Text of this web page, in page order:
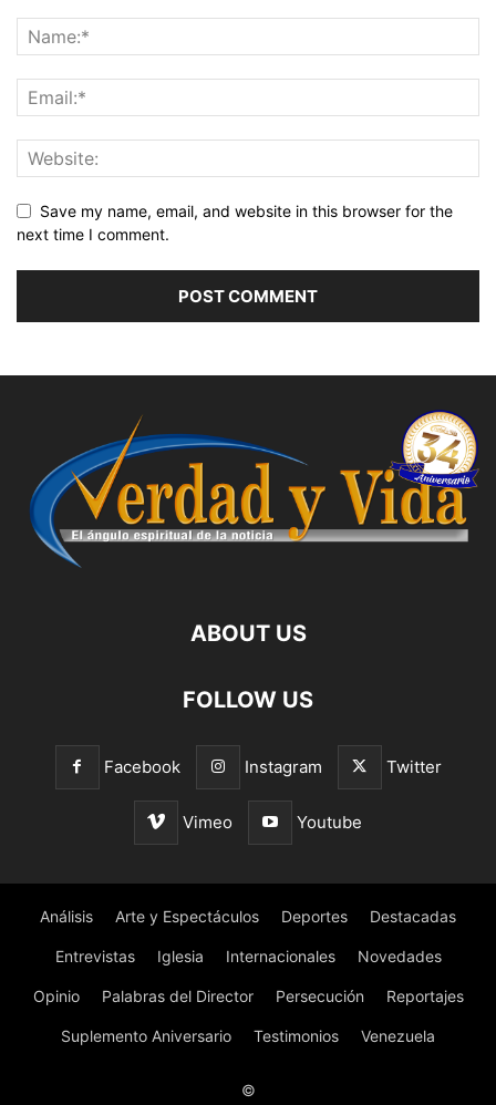
Save my name, email, and website in this browser for the
next time I comment.
ABOUT US
FOLLOW US
Facebook Instagram Twitter
Vimeo Youtube
Análisis Arte y Espectáculos Deportes Destacadas
Entrevistas Iglesia Internacionales Novedades
Opinio Palabras del Director Persecución Reportajes
Suplemento Aniversario Testimonios Venezuela
©